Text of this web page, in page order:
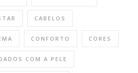
CABELOS
CONFORTO CORES
COM A PELE